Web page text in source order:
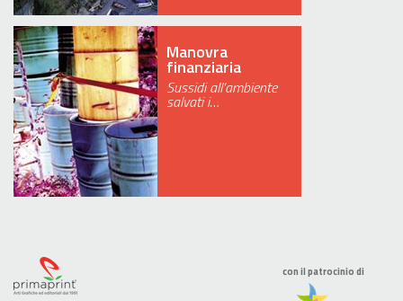
Manovra
finanziaria
Sussidi all’ambiente
salvati i…
con il patrocinio di